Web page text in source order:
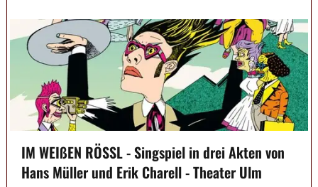
IM WEIßEN RÖSSL - Singspiel in drei Akten von
Hans Müller und Erik Charell - Theater Ulm